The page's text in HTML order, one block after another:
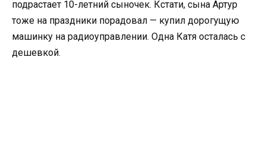
подрастает 10-летний сыночек. Кстати, сына Артур
тоже на праздники порадовал — купил дорогущую
машинку на радиоуправлении. Одна Катя осталась с
дешевкой.